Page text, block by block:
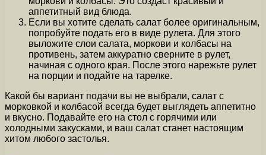
аппетитный вид блюда.
Если вы хотите сделать салат более оригинальным,
попробуйте подать его в виде рулета. Для этого
выложите слои салата, моркови и колбасы на
противень, затем аккуратно сверните в рулет,
начиная с одного края. После этого нарежьте рулет
на порции и подайте на тарелке.
Какой бы вариант подачи вы не выбрали, салат с
морковкой и колбасой всегда будет выглядеть аппетитно
и вкусно. Подавайте его на стол с горячими или
холодными закусками, и ваш салат станет настоящим
хитом любого застолья.